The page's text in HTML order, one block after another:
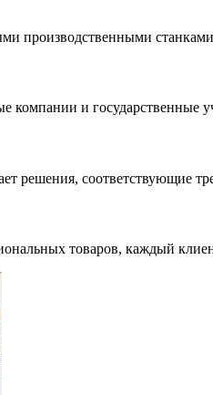
производственными
компании и
решения, соответствующие
товаров, каждый